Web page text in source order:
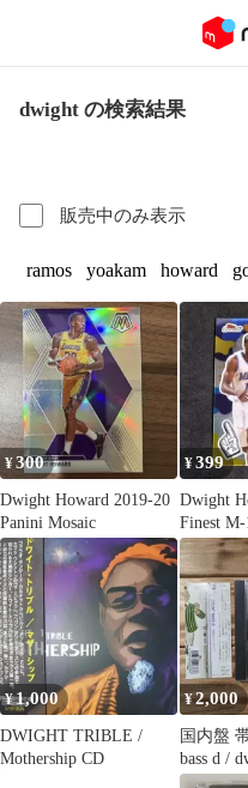
dwight の検索結果
販売中のみ表示
ramos yoakam howard
¥300
Dwight Howard 2019-20
Panini Mosaic
¥399
Dwight
Finest
¥1,000
DWIGHT TRIBLE /
Mothership CD
¥2,000
国内盤
bass d /